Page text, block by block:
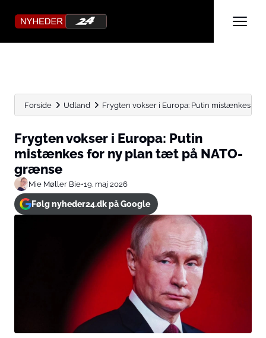
Forside Udland Frygten vokser i Europa: Putin mistænkes for
Frygten vokser i Europa: Putin
mistænkes for ny plan tæt på NATO-
grænse
Mie Møller Bie•19. maj 2026
Følg nyheder24.dk på Google